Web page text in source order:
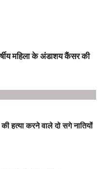
महिला के अंडाशय कैंसर की
हत्या करने वाले दो सगे नातियों